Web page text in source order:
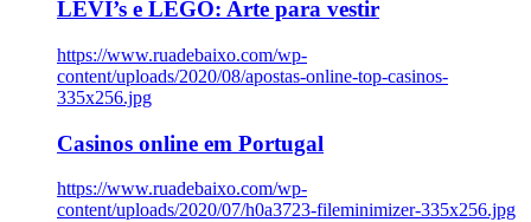
LEVI’s e LEGO: Arte para vestir
https://www.ruadebaixo.com/wp-
content/uploads/2020/08/apostas-online-top-casinos-
335x256.jpg
Casinos online em Portugal
https://www.ruadebaixo.com/wp-
content/uploads/2020/07/h0a3723-fileminimizer-335x256.jpg